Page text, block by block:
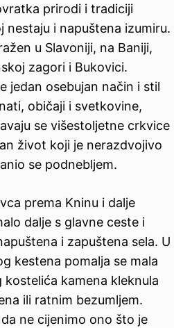
prirodi i tradiciji
nestaju i napuštena izumiru.
u Slavoniji, na Baniji,
zagori i Bukovici.
jedan osebujan način i stil
običaji i svetkovine,
se višestoljetne crkvice
život koji je nerazdvojivo
se podnebljem.
prema Kninu i dalje
dalje s glavne ceste i
i zapuštena sela. U
kestena pomalja se mala
kamena kleknula
ili ratnim bezumljem.
ne cijenimo ono što je